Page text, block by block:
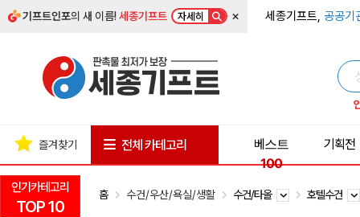
기프트인포의 새 이름!세종기프트 자세히 × 세종기프트, 공공기
인기카테고리
TOP 10
즐겨찾기 전체 카테고리
베스트
100
기획전
홈 수건/우산/욕실/생활 수건/타올 호텔수건